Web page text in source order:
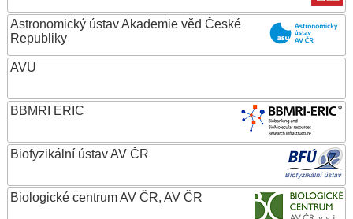
Astronomický ústav Akademie věd České
Republiky
AVU
BBMRI ERIC
Biofyzikální ústav AV ČR
Biologické centrum AV ČR, AV ČR